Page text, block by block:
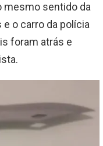
mesmo sentido da
o carro da polícia
foram atrás e